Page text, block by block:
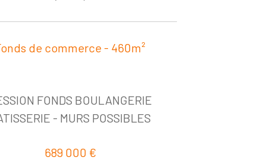
de commerce - 460m²
FONDS BOULANGERIE
- MURS POSSIBLES
689 000 €